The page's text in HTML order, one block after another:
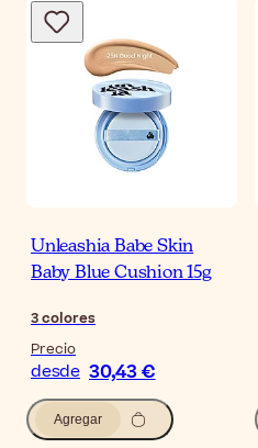
Unleashia Babe Skin
Baby Blue Cushion 15g
3colores
Precio
desde 30,43 €
Agregar